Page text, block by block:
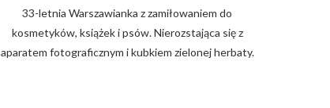
33-letnia Warszawianka z zamiłowaniem do
kosmetyków, książek i psów. Nierozstająca się z
aparatem fotograficznym i kubkiem zielonej herbaty.